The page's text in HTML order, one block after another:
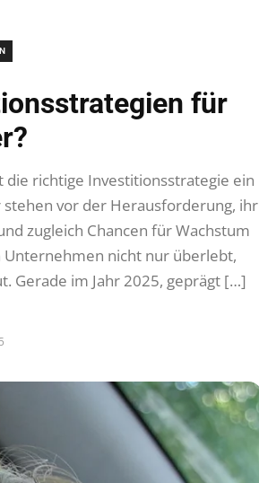
für
richtige Investitionsstrategie ein
vor der Herausforderung, ihr
zugleich Chancen für Wachstum
nicht nur überlebt,
Gerade im Jahr 2025, geprägt […]